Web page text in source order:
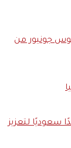
جونيور من
ومرشدًا سعوديًا لتعزيز